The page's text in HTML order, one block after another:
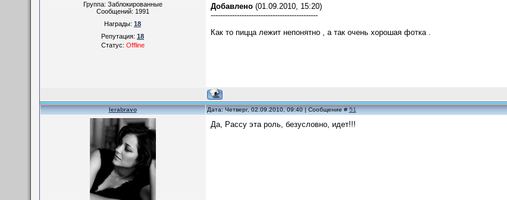
Группа: Заблокированные
Сообщений:1991
Награды:18
Репутация:18
Статус:Offline
Добавлено(01.09.2010, 15:20)
---------------------------------------------
Как то пицца лежит непонятно , а так очень хорошая фотка .
lerabravo Дата: Четверг, 02.09.2010, 09:40 | Сообщение #51
Да, Рассу эта роль, безусловно, идет!!!